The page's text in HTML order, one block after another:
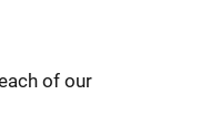
of our